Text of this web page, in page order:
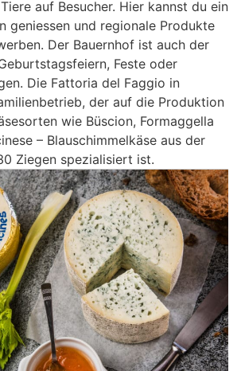
auf Besucher. Hier kannst du ein
geniessen und regionale Produkte
Der Bauernhof ist auch der
Feste oder
Die Fattoria del Faggio in
der auf die Produktion
wie Büscion, Formaggella
– Blauschimmelkäse aus der
Ziegen spezialisiert ist.